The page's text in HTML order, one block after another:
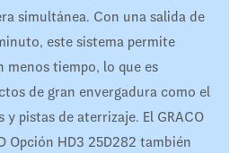
simultánea. Con una salida de
este sistema permite
menos tiempo, lo que es
de gran envergadura como el
pistas de aterrizaje. El GRACO
Opción HD3 25D282 también